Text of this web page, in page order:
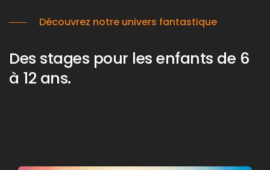
Découvrez notre univers fantastique
Des stages pour les enfants de 6
à 12 ans.